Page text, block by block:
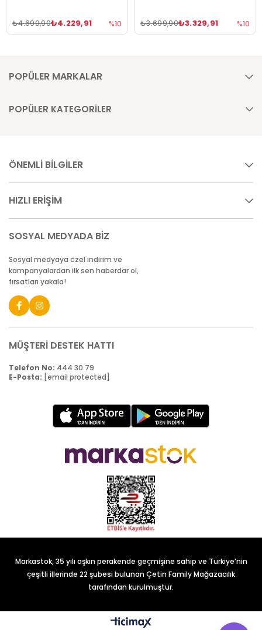
₺4.229,91
₺4.699,90 %10 ₺3.329,91
₺3.699,90 %10
POPÜLER MARKALAR
POPÜLER KATEGORİLER
ÖNEMLİ BİLGİLER
HIZLI ERİŞİM
SOSYAL MEDYADA BİZ
Sosyal medyaya özel indirim ve
kampanyalardan ilk sen haberdar ol,
fırsatları yakala!
MÜŞTERİ DESTEK HATTI
Telefon No: 444 30 79
E-Posta: [email protected]
Markastok, 35 yılı aşkın perakende geçmişine sahip ve Türkiye’nin
çeşitli illerinde 22 şubesi bulunan Çetin Family Mağazacılık
tarafından kurulmuştur.